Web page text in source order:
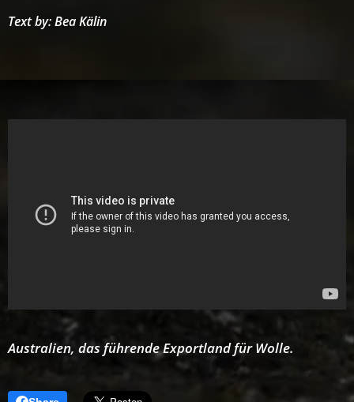
Text by: Bea Kälin
Australien, das führende Exportland für Wolle.